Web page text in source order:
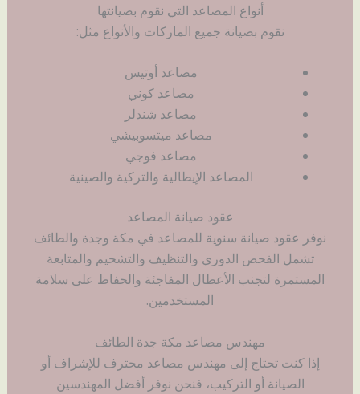
أنواع المصاعد التي نقوم بصيانتها
نقوم بصيانة جميع الماركات والأنواع مثل:
مصاعد أوتيس
مصاعد كوني
مصاعد شندلر
مصاعد ميتسوبيشي
مصاعد فوجي
المصاعد الإيطالية والتركية والصينية
عقود صيانة المصاعد
نوفر عقود صيانة سنوية للمصاعد في مكة وجدة والطائف
تشمل الفحص الدوري والتنظيف والتشحيم والمتابعة
المستمرة لتجنب الأعطال المفاجئة والحفاظ على سلامة
المستخدمين.
مهندس مصاعد مكة جدة الطائف
إذا كنت تحتاج إلى مهندس مصاعد محترف للإشراف أو
الصيانة أو التركيب، فنحن نوفر أفضل المهندسين